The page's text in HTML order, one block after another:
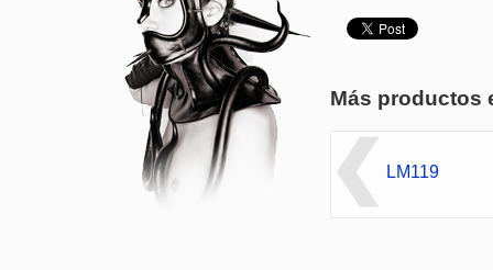
Más productos
LM119